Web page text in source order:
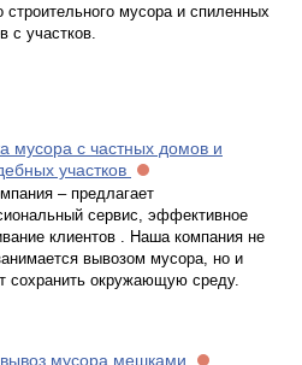
строительного мусора и спиленных
с участков.
мусора с частных домов и
участков
– предлагает
сервис, эффективное
клиентов . Наша компания не
вывозом мусора, но и
сохранить окружающую среду.
мусора мешками